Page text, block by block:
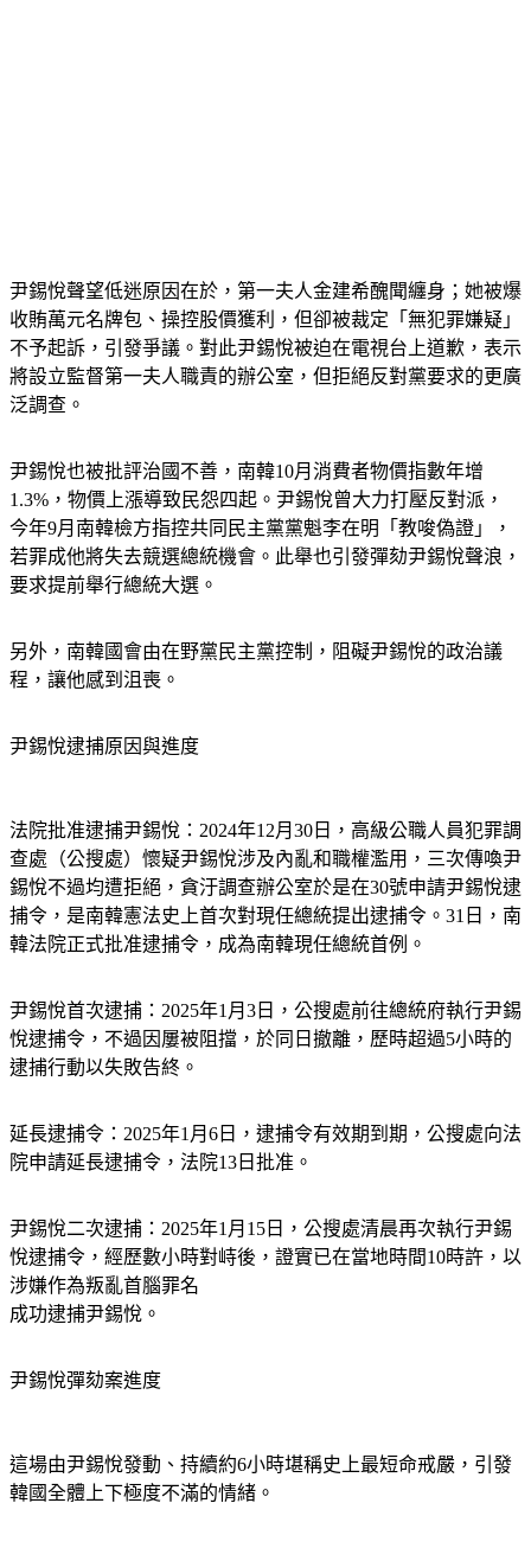
尹錫悅聲望低迷原因在於， 第一夫人金建希醜聞纏身 ；她被爆
收賄萬元名牌包、操控股價獲利，但卻被裁定「無犯罪嫌疑」
不予起訴，引發爭議。對此尹錫悅被迫在電視台上道歉，表示
將設立監督第一夫人職責的辦公室，但拒絕反對黨要求的更廣
泛調查。
尹錫悅也被批評治國不善 ，南韓10月消費者物價指數年增
1.3%，物價上漲導致民怨四起。尹錫悅曾大力打壓反對派 ，
今年9月南韓檢方指控共同民主黨黨魁李在明「教唆偽證」，
若罪成他將失去競選總統機會。此舉也引發彈劾尹錫悅聲浪，
要求提前舉行總統大選。
另外， 南韓國會由在野黨民主黨控制，阻礙尹錫悅的政治議
程 ，讓他感到沮喪。
尹錫悅逮捕原因與進度
法院批准逮捕尹錫悅： 2024年12月30日，高級公職人員犯罪調
查處（公搜處）懷疑尹錫悅涉及內亂和職權濫用，三次傳喚尹
錫悅不過均遭拒絕，貪汙調查辦公室於是在30號申請尹錫悅逮
捕令，是南韓憲法史上首次對現任總統提出逮捕令。31日，南
韓法院正式批准逮捕令，成為南韓現任總統首例。
尹錫悅首次逮捕： 2025年1月3日，公搜處前往總統府執行尹錫
悅逮捕令，不過因屢被阻擋，於同日撤離，歷時超過5小時的
逮捕行動以失敗告終。
延長逮捕令： 2025年1月6日，逮捕令有效期到期，公搜處向法
院申請延長逮捕令，法院13日批准。
尹錫悅二次逮捕： 2025年1月15日，公搜處清晨再次執行尹錫
悅逮捕令，經歷數小時對峙後，證實已在當地時間10時許，以
涉嫌作為叛亂首腦罪名
成功逮捕尹錫悅。
尹錫悅彈劾案進度
這場由尹錫悅發動、持續約6小時堪稱史上最短命戒嚴，引發
韓國全體上下極度不滿的情緒。